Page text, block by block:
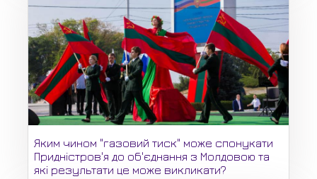
Яким чином "газовий тиск" може спонукати
Придністров'я до об'єднання з Молдовою та
які результати це може викликати?